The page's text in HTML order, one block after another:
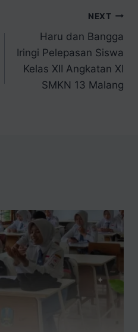
NEXT
Haru dan Bangga
Iringi Pelepasan Siswa
Kelas XII Angkatan XI
SMKN 13 Malang